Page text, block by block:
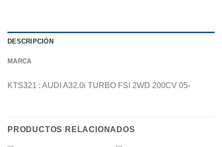
DESCRIPCIÓN
MARCA
KTS321 : AUDI A32.0i TURBO FSI 2WD 200CV 05-
PRODUCTOS RELACIONADOS